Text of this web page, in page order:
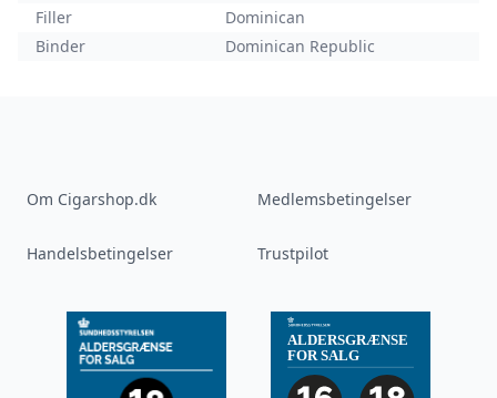
Filler
Dominican
Binder
Dominican Republic
Om Cigarshop.dk
Handelsbetingelser
Medlemsbetingelser
Trustpilot